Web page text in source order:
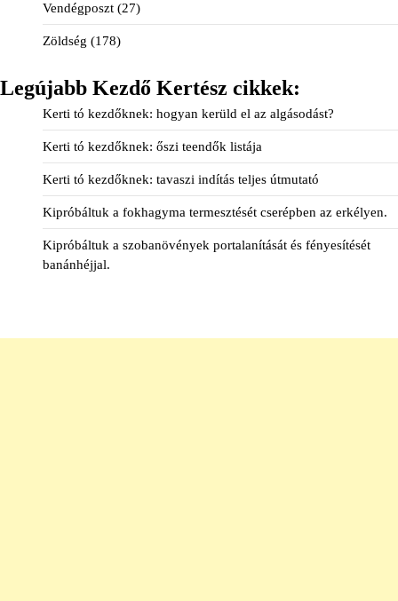
Vendégposzt (27)
Zöldség (178)
Legújabb Kezdő Kertész cikkek:
Kerti tó kezdőknek: hogyan kerüld el az algásodást?
Kerti tó kezdőknek: őszi teendők listája
Kerti tó kezdőknek: tavaszi indítás teljes útmutató
Kipróbáltuk a fokhagyma termesztését cserépben az erkélyen.
Kipróbáltuk a szobanövények portalanítását és fényesítését
banánhéjjal.